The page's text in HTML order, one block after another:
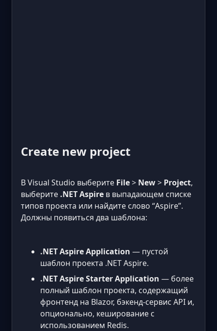
Create new project
В Visual Studio выберите File> New> Project,
выберите .NET Aspire в выпадающем списке
типов проекта или найдите слово “Aspire”.
Должны появиться два шаблона:
.NET Aspire Application — пустой
шаблон проекта .NET Aspire.
.NET Aspire Starter Application — более
полный шаблон проекта, содержащий
фронтенд на Blazor, бэкенд-сервис API и,
опционально, кеширование с
использованием Redis.